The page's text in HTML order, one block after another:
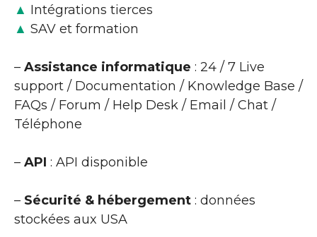
▲ Intégrations tierces
▲ SAV et formation
– Assistance informatique : 24 / 7 Live
support / Documentation / Knowledge Base /
FAQs / Forum / Help Desk / Email / Chat /
Téléphone
– API : API disponible
– Sécurité & hébergement : données
stockées aux USA